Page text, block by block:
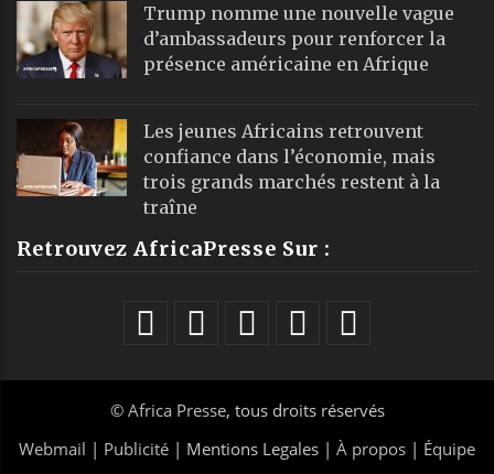
Trump nomme une nouvelle vague
d’ambassadeurs pour renforcer la
présence américaine en Afrique
Les jeunes Africains retrouvent
confiance dans l’économie, mais
trois grands marchés restent à la
traîne
Retrouvez AfricaPresse Sur :
© Africa Presse, tous droits réservés
Webmail | Publicité | Mentions Legales | À propos | Équipe